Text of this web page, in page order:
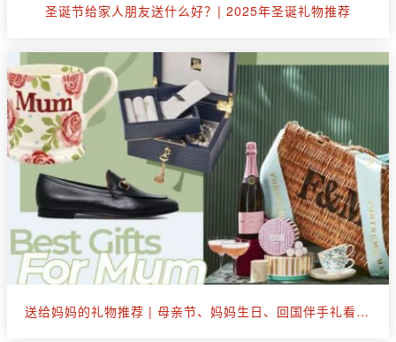
圣诞节给家人朋友送什么好？| 2025年圣诞礼物推荐
送给妈妈的礼物推荐 | 母亲节、妈妈生日、回国伴手礼看这篇就够了